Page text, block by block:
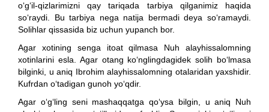
o‘g‘il-qizlarimizni qay tariqada tarbiya qilganimiz haqida
so‘raydi. Bu tarbiya nega natija bermadi deya so‘ramaydi.
Solihlar qissasida biz uchun yupanch bor.
Agar xotining senga itoat qilmasa Nuh alayhissalomning
xotinlarini esla. Agar otang ko‘nglingdagidek solih bo‘lmasa
bilginki, u aniq Ibrohim alayhissalomning otalaridan yaxshidir.
Kufrdan o‘tadigan gunoh yo‘qdir.
Agar o‘g‘ling seni mashaqqatga qo‘ysa bilgin, u aniq Nuh